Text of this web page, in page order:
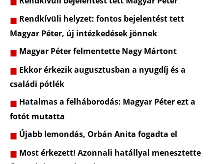
Rendkívüli helyzet: fontos bejelentést tett
Magyar Péter, új intézkedések jönnek
Magyar Péter felmentette Nagy Mártont
Ekkor érkezik augusztusban a nyugdíj és a
családi pótlék
Hatalmas a felháborodás: Magyar Péter ezt a
fotót mutatta
Újabb lemondás, Orbán Anita fogadta el
Most érkezett! Azonnali hatállyal menesztette